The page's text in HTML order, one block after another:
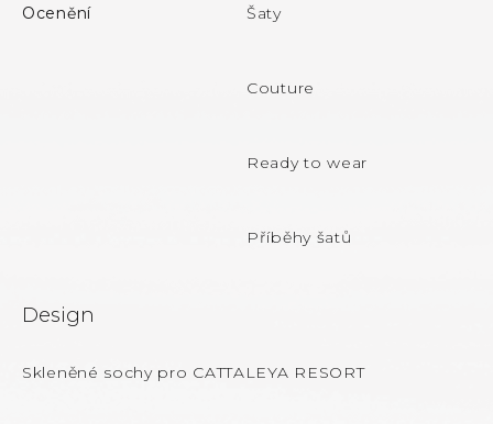
Ocenění Šaty
Couture
Ready to wear
Příběhy šatů
Design
Skleněné sochy pro CATTALEYA RESORT